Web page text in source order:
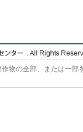
物の全部、または一